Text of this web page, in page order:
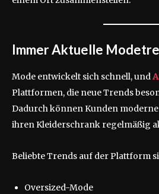
Immer Aktuelle
Mode entwickelt sich schnell, und
Plattformen, die neue Trends
Dadurch können Kunden
ihren Kleiderschrank regelmäßig
Beliebte Trends auf der Plattform
Oversized-Mode